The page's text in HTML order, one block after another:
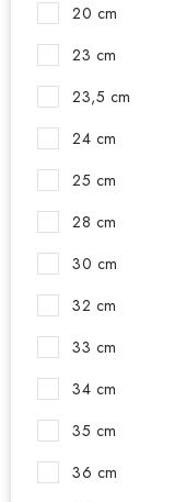
20 cm
23 cm
23,5 cm
24 cm
25 cm
28 cm
30 cm
32 cm
33 cm
34 cm
35 cm
36 cm